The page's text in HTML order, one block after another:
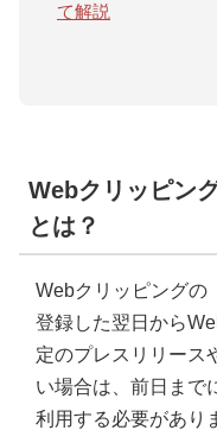
て解説
Webクリッピン
とは？
Webクリッピングの
登録した翌日から
定のプレスリリース
い場合は、前日まで
利用する必要があり